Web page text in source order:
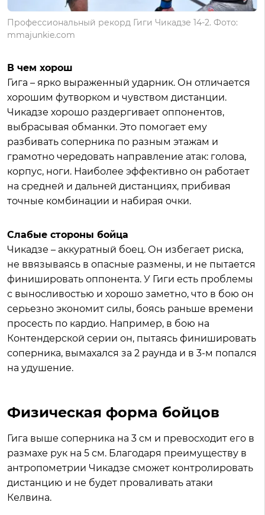
Профессиональный рекорд Гиги Чикадзе 14-2. Фото:
mmajunkie.com
В чем хорош
Гига – ярко выраженный ударник. Он отличается
хорошим футворком и чувством дистанции.
Чикадзе хорошо раздергивает оппонентов,
выбрасывая обманки. Это помогает ему
разбивать соперника по разным этажам и
грамотно чередовать направление атак: голова,
корпус, ноги. Наиболее эффективно он работает
на средней и дальней дистанциях, прибивая
точные комбинации и набирая очки.
Слабые стороны бойца
Чикадзе – аккуратный боец. Он избегает риска,
не ввязываясь в опасные размены, и не пытается
финишировать оппонента. У Гиги есть проблемы
с выносливостью и хорошо заметно, что в бою он
серьезно экономит силы, боясь раньше времени
просесть по кардио. Например, в бою на
Контендерской серии он, пытаясь финишировать
соперника, вымахался за 2 раунда и в 3-м попался
на удушение.
Физическая форма бойцов
Гига выше соперника на 3 см и превосходит его в
размахе рук на 5 см. Благодаря преимуществу в
антропометрии Чикадзе сможет контролировать
дистанцию и не будет проваливать атаки
Келвина.